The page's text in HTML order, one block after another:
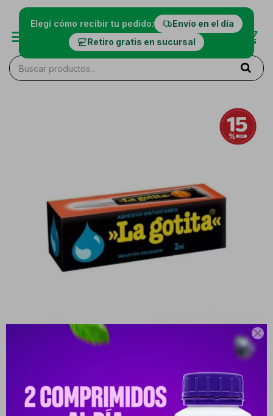

Elegí cómo recibir tu pedido:
Envío en el día
Retiro gratis en sucursal
LA GOTITA ADHESIVO INSTANT 2 ML.
POMO